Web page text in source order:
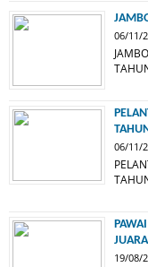
06/11/
06/11/
19/08/